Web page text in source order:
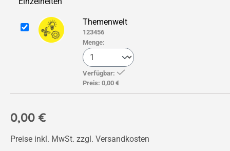
0,00 €
Preise inkl. MwSt. zzgl. Versandkosten
Themenwelt
123456
Menge:
Verfügbar:
Preis: 0,00 €